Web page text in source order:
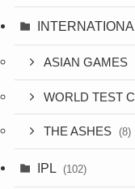
ASIAN GAMES
WORLD TEST
THE ASHES (8)
IPL (102)